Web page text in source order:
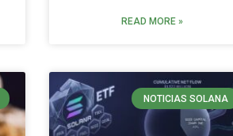
READ MORE »
NOTICIAS SOLANA